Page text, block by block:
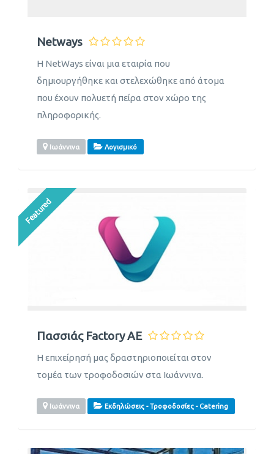
Netways
Η NetWays είναι μια εταιρία που
δημιουργήθηκε και στελεχώθηκε από άτομα
που έχουν πολυετή πείρα στον χώρο της
πληροφορικής.
Ιωάννινα Λογισμικό
Featured
Πασσιάς Factory ΑΕ
Η επιχείρησή μας δραστηριοποιείται στον
τομέα των τροφοδοσιών στα Ιωάννινα.
Ιωάννινα Εκδηλώσεις - Τροφοδοσίες - Catering